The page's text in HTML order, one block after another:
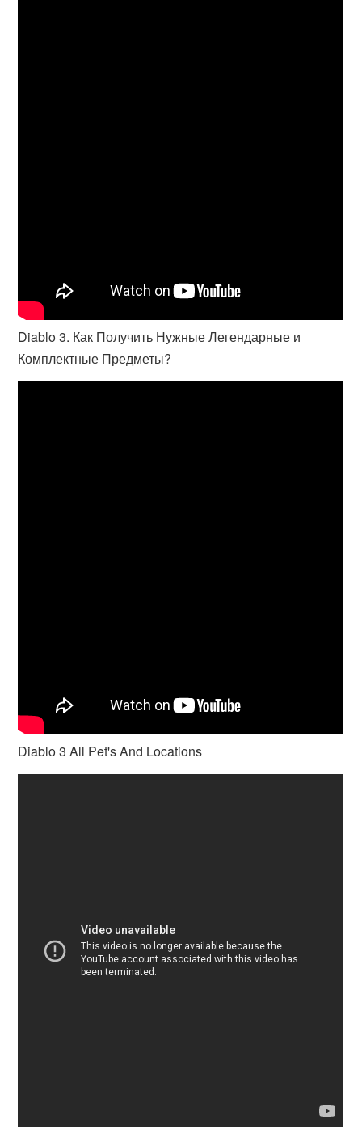
Diablo 3. Как Получить Нужные Легендарные и
Комплектные Предметы?
Diablo 3 All Pet's And Locations